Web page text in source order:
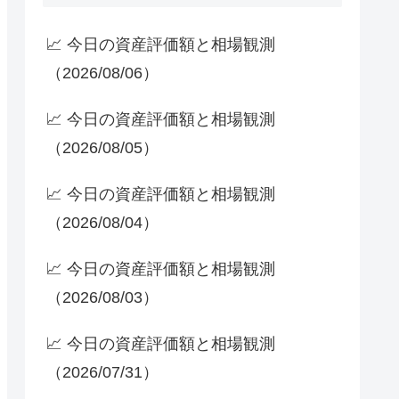
📈 今日の資産評価額と相場観測
（2026/08/06）
📈 今日の資産評価額と相場観測
（2026/08/05）
📈 今日の資産評価額と相場観測
（2026/08/04）
📈 今日の資産評価額と相場観測
（2026/08/03）
📈 今日の資産評価額と相場観測
（2026/07/31）